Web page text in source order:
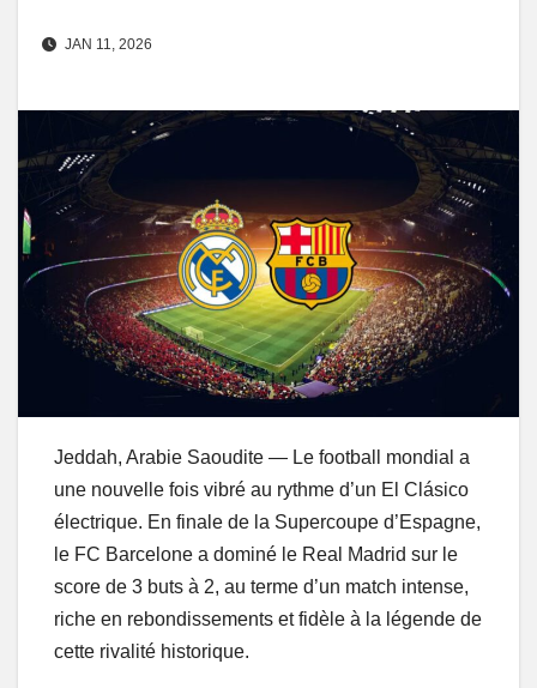
JAN 11, 2026
Jeddah, Arabie Saoudite — Le football mondial a
une nouvelle fois vibré au rythme d’un El Clásico
électrique. En finale de la Supercoupe d’Espagne,
le FC Barcelone a dominé le Real Madrid sur le
score de 3 buts à 2, au terme d’un match intense,
riche en rebondissements et fidèle à la légende de
cette rivalité historique.